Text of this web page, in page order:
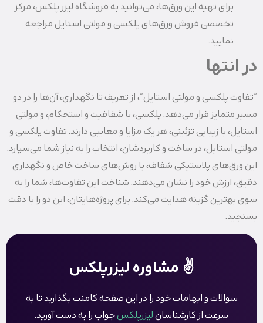
برای تهیه این ورق‌ها، می‌توانید به فروشگاه‌ لیزر پلکس، مرکز
تخصصی فروش ورق‌های پلکسی و مولتی استایل مراجعه
نمایید.
در انتها
“تفاوت پلکسی و مولتی استایل”، از تعریف تا نگهداری، آن‌ها را در دو
مسیر متمایز قرار می‌دهد. پلکسی، با شفافیت و استحکام، و مولتی
استایل، با زیبایی تزئینی، هر یک مزایا و معایبی دارند. تفاوت پلکسی و
مولتی استایل، در ساخت و کاربردشان، انتخاب را به نیاز شما می‌سپارد.
این ورق‌های پلاستیکی شفاف، با روش‌های ساخت خاص و نگهداری
دقیق، ارزش خود را نشان می‌دهند. شناخت این تفاوت‌ها، شما را به
سوی بهترین گزینه هدایت می‌کند. برای پروژه‌هایتان، این دو را با دقت
بسنجید.
✌️ مشاوره لیزرپلکس
سوالات و ابهامات خود را در این صفحه کامنت بگذاربد تا به
سرعت از کارشناسانلیزرپلکسجواب را به دست آورید.